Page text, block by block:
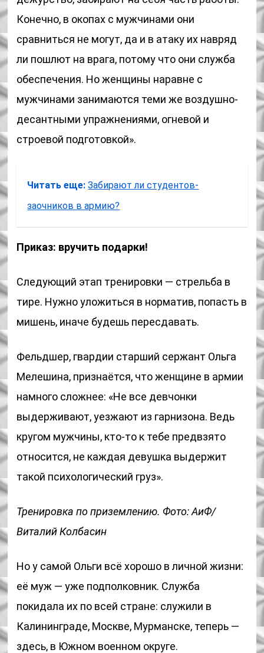
Конечно, в окопах с мужчинами они
сравниться не могут, да и в атаку их навряд
ли пошлют на врага, потому что они служба
обеспечения. Но женщины наравне с
мужчинами занимаются теми же воздушно-
десантными упражнениями, огневой и
строевой подготовкой».
Читать еще: Забирают ли студентов-
заочников в армию?
Приказ: вручить подарки!
Следующий этап тренировки — стрельба в
тире. Нужно уложиться в норматив, попасть в
мишень, иначе будешь пересдавать.
Фельдшер, гвардии старший сержант Ольга
Мелешина, признаётся, что женщине в армии
намного сложнее: «Не все девчонки
выдерживают, уезжают из гарнизона. Ведь
кругом мужчины, кто-то к тебе предвзято
относится, не каждая девушка выдержит
такой психологический груз».
Тренировка по приземлению. Фото: АиФ/
Виталий Колбасин
Но у самой Ольги всё хорошо в личной жизни:
её муж — уже подполковник. Служба
покидала их по всей стране: служили в
Калининграде, Москве, Мурманске, теперь —
здесь, в Южном военном округе.